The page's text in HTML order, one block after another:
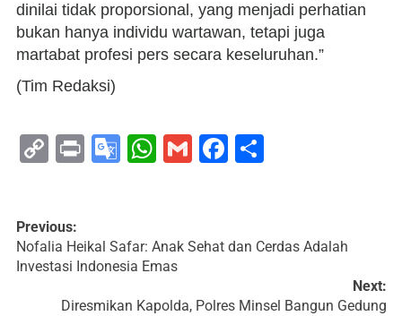
dinilai tidak proporsional, yang menjadi perhatian
bukan hanya individu wartawan, tetapi juga
martabat profesi pers secara keseluruhan.”
(Tim Redaksi)
CopyPrintGoogle
WhatsApp
GmailFacebook
Previous:
Nofalia Heikal Safar: Anak Sehat dan Cerdas Adalah
Investasi Indonesia Emas
Next:
Diresmikan Kapolda, Polres Minsel Bangun Gedung